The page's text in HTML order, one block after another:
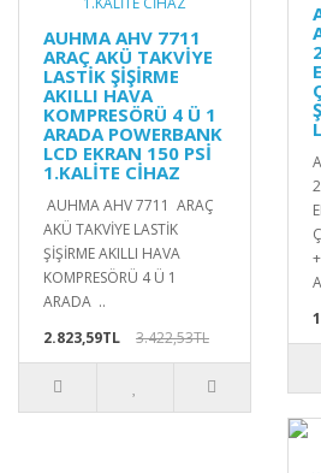
AUHMA AHV 7711
ARAÇ AKÜ TAKVİYE
LASTİK ŞİŞİRME
AKILLI HAVA
KOMPRESÖRÜ 4 Ü 1
ARADA POWERBANK
LCD EKRAN 150 PSİ
1.KALİTE CİHAZ
AUHMA AHV 7711 ARAÇ
AKÜ TAKVİYE LASTİK
ŞİŞİRME AKILLI HAVA
KOMPRESÖRÜ 4 Ü 1
ARADA ..
2.823,59TL
3.422,53TL